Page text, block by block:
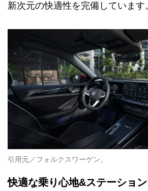
新次元の快適性を完備しています
引用元／フォルクスワーゲン。
快適な乗り心地&ステーショ